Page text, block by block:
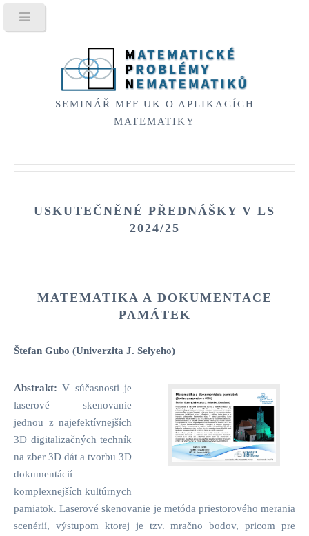
SEMINÁŘ MFF UK O APLIKACÍCH
MATEMATIKY
USKUTEČNĚNÉ PŘEDNÁŠKY V LS
2024/25
MATEMATIKA A DOKUMENTACE
PAMÁTEK
Štefan Gubo (Univerzita J. Selyeho)
Abstrakt: V súčasnosti je
laserové skenovanie
jednou z najefektívnejších
3D digitalizačných techník
na zber 3D dát a tvorbu 3D
dokumentácií
komplexnejších kultúrnych
pamiatok. Laserové skenovanie je metóda priestorového merania
scenérií, výstupom ktorej je tzv. mračno bodov, pricom pre